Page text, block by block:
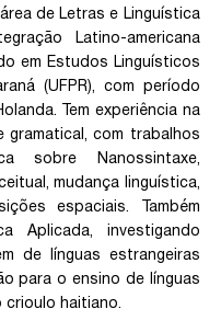
de Letras e Linguística
Latino-americana
em Estudos Linguísticos
(UFPR), com período
Tem experiência na
gramatical, com trabalhos
sobre Nanossintaxe,
mudança linguística,
espaciais. Também
Aplicada, investigando
de línguas estrangeiras
para o ensino de línguas
crioulo haitiano.